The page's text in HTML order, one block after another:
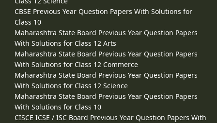
CBSE Previous Year Question Papers With Solutions for
Class 10
Maharashtra State Board Previous Year Question Papers
With Solutions for Class 12 Arts
Maharashtra State Board Previous Year Question Papers
With Solutions for Class 12 Commerce
Maharashtra State Board Previous Year Question Papers
With Solutions for Class 12 Science
Maharashtra State Board Previous Year Question Papers
With Solutions for Class 10
CISCE ICSE / ISC Board Previous Year Question Papers With